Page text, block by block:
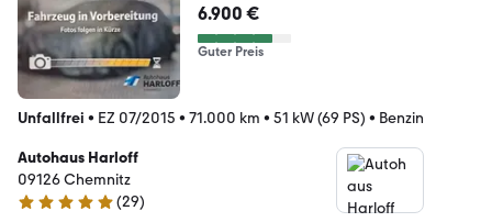
6.900 €
Guter Preis
Unfallfrei • EZ 07/2015 • 71.000 km • 51 kW (69 PS) • Benzin
Autohaus Harloff
09126 Chemnitz
5 Sterne
(29)